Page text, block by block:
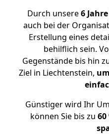
Durch unsere6
auch bei der
Erstellung eines
behilflich sein.
Gegenstände bis hin
Ziel in Liechtenstein,
Günstiger wird Ihr
können Sie bis zu